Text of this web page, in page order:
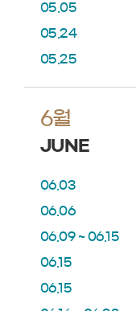
05.05
05.24
05.25
6월
JUNE
06.03
06.06
06.09 ~ 06.15
06.15
06.15